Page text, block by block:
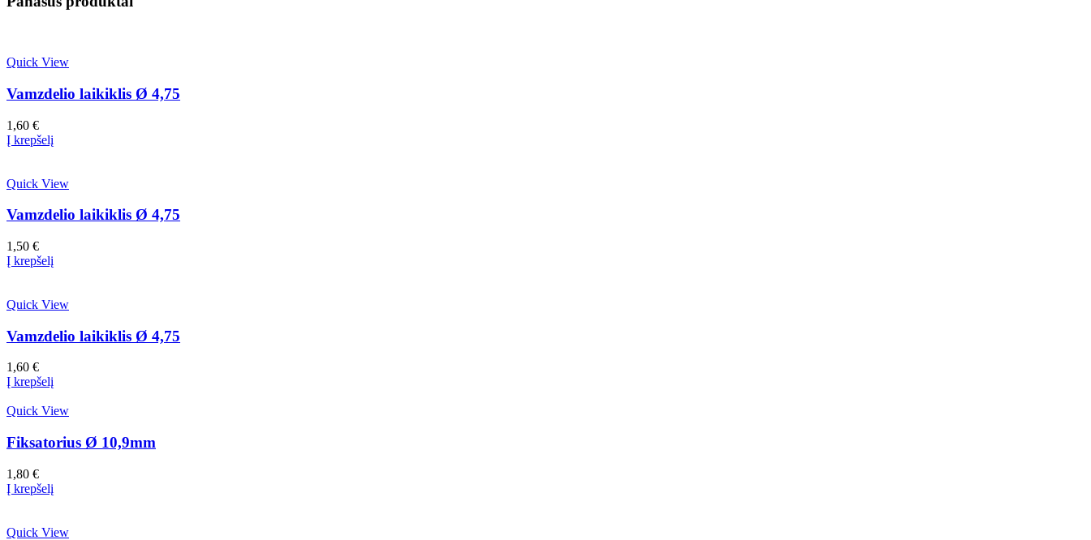
Quick View
Vamzdelio laikiklis Ø 4,75
1,60 €
Į krepšelį
Quick View
Vamzdelio laikiklis Ø 4,75
1,50 €
Į krepšelį
Quick View
Vamzdelio laikiklis Ø 4,75
1,60 €
Į krepšelį
Quick View
Fiksatorius Ø 10,9mm
1,80 €
Į krepšelį
Quick View